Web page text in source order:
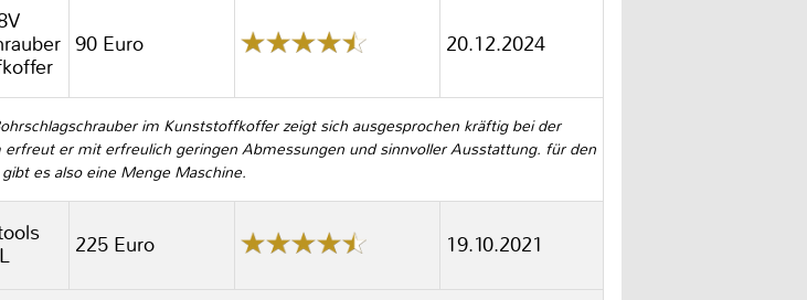
90 Euro 20.12.2024
im Kunststoffkoffer zeigt sich ausgesprochen kräftig bei der
er mit erfreulich geringen Abmessungen und sinnvoller Ausstattung. für den
es also eine Menge Maschine.
225 Euro 19.10.2021